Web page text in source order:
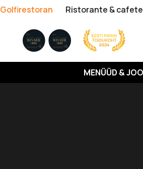
Golfirestoran Ristorante &
MENÜÜD &